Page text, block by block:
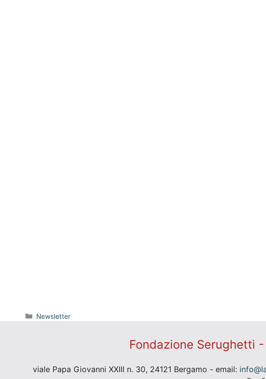
Categorie
Newsletter
Fondazione Serughetti
viale Papa Giovanni XXIII n. 30, 24121 Bergamo - email: